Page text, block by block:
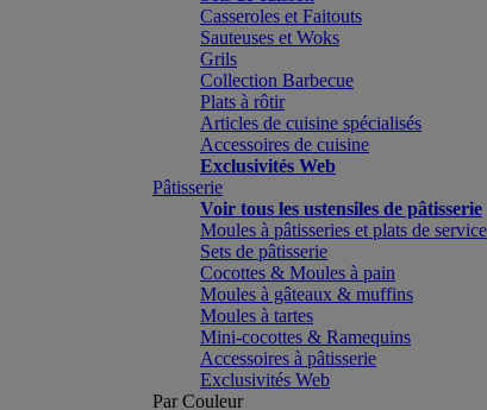
Casseroles et Faitouts
Sauteuses et Woks
Grils
Collection Barbecue
Plats à rôtir
Articles de cuisine spécialisés
Accessoires de cuisine
Exclusivités Web
Pâtisserie
Voir tous les ustensiles de pâtisserie
Moules à pâtisseries et plats de service
Sets de pâtisserie
Cocottes & Moules à pain
Moules à gâteaux & muffins
Moules à tartes
Mini-cocottes & Ramequins
Accessoires à pâtisserie
Exclusivités Web
Par Couleur